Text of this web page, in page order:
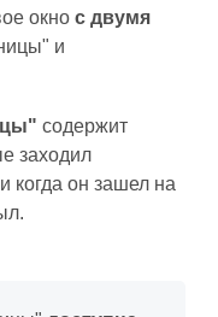
окно с двумя
и
содержит
заходил
когда он зашел на